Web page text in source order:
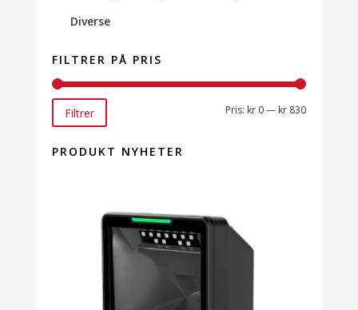
Diverse
FILTRER PÅ PRIS
Min.
Makspris
Filtrer Pris: kr 0— kr 830
PRODUKT NYHETER